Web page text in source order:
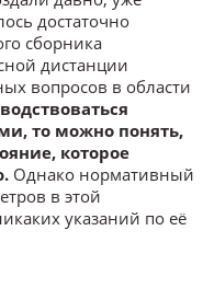
достаточно
сборника
дистанции
вопросов в области
то можно понять,
которое
Однако нормативный
в этой
указаний по её